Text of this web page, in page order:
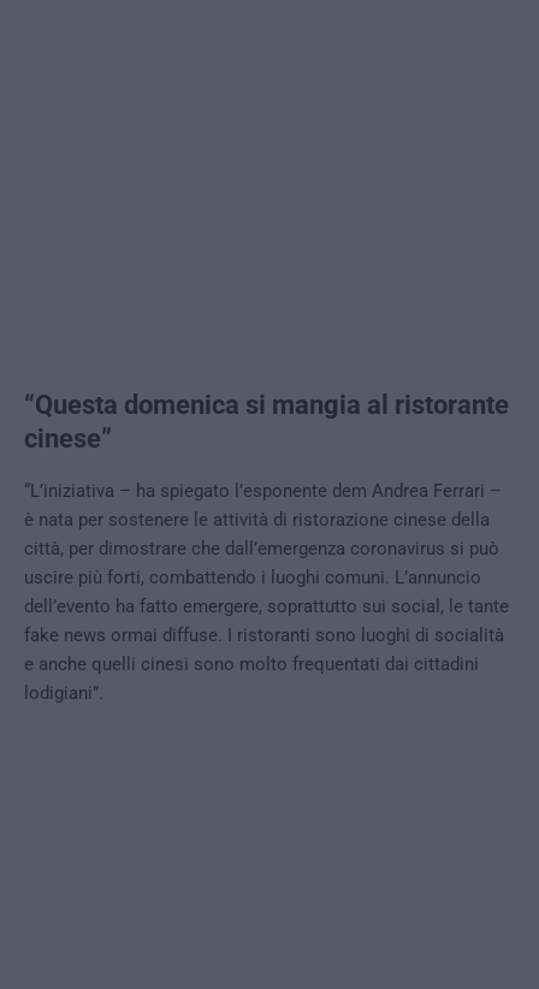
“Questa domenica si mangia al ristorante
cinese”
“L’iniziativa – ha spiegato l’esponente dem Andrea Ferrari –
è nata per sostenere le attività di ristorazione cinese della
città, per dimostrare che dall’emergenza coronavirus si può
uscire più forti, combattendo i luoghi comuni. L’annuncio
dell’evento ha fatto emergere, soprattutto sui social, le tante
fake news ormai diffuse. I ristoranti sono luoghi di socialità
e anche quelli cinesi sono molto frequentati dai cittadini
lodigiani”.